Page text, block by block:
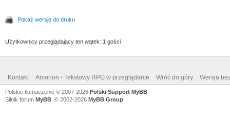
Pokaż wersję do druku
Użytkownicy przeglądający ten wątek: 1 gości
Kontakt Amorion - Tekstowy RPG w przeglądarce Wróć do góry Wersja
Polskie tłumaczenie © 2007-2026 Polski Support MyBB
Silnik forum MyBB , © 2002-2026 MyBB Group